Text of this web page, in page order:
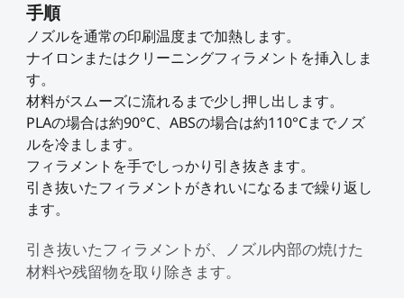
手順
ノズルを通常の印刷温度まで加熱します。
ナイロンまたはクリーニングフィラメントを挿入しま
す。
材料がスムーズに流れるまで少し押し出します。
PLAの場合は約90°C、ABSの場合は約110°Cまでノズ
ルを冷まします。
フィラメントを手でしっかり引き抜きます。
引き抜いたフィラメントがきれいになるまで繰り返し
ます。
引き抜いたフィラメントが、ノズル内部の焼けた
材料や残留物を取り除きます。